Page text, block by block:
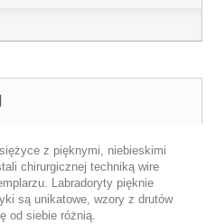
z pięknymi, niebieskimi
chirurgicznej techniką wire
Labradoryty pięknie
są unikatowe, wzory z drutów
od siebie różnią.